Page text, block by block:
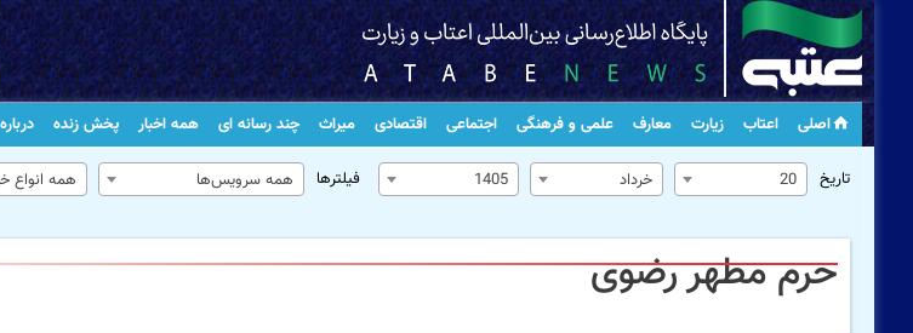
اصلی اعتاب زیارت معارف علمی و فرهنگی اجتماعی اقتصادی میراث چند رسانه ای همه اخبار پخش زنده
تاریخ 20 خرداد 1405 فیلترها همه سرویس‌ها همه انواع
حرم مطهر رضوی